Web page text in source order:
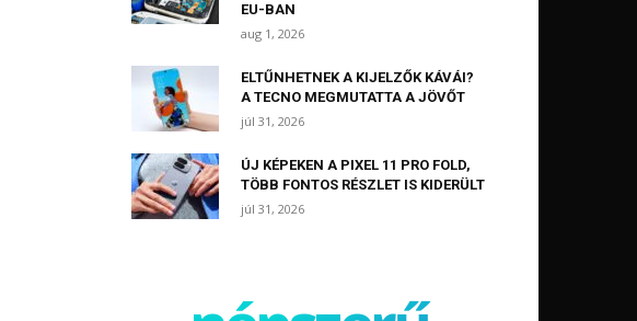
EU-BAN
aug 1, 2026
ELTŰNHETNEK A KIJELZŐK KÁVÁI?
A TECNO MEGMUTATTA A JÖVŐT
júl 31, 2026
ÚJ KÉPEKEN A PIXEL 11 PRO FOLD,
TÖBB FONTOS RÉSZLET IS KIDERÜLT
júl 31, 2026